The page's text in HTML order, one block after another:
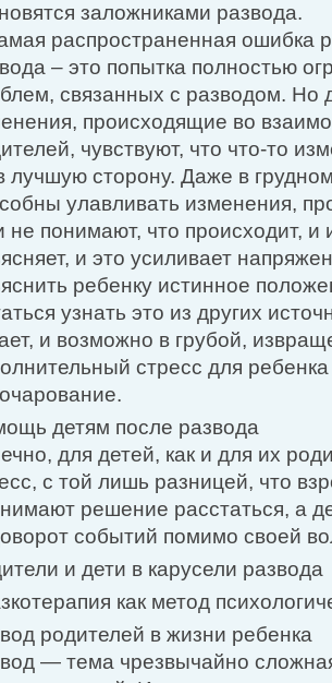
заложниками развода.
распространенная ошибка
– это попытка полностью
связанных с разводом. Но
происходящие во
чувствуют, что что-то
лучшую сторону. Даже в
улавливать изменения,
не понимают, что происходит, и
и это усиливает
ребенку истинное
узнать это из других
и возможно в грубой,
стресс для ребенка
детям после развода
для детей, как и для их
с той лишь разницей, что
решение расстаться, а
событий помимо своей
и дети в карусели развода
как метод
родителей в жизни ребенка
— тема чрезвычайно